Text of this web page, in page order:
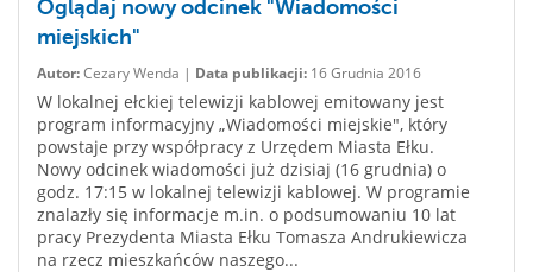
Oglądaj nowy odcinek "Wiadomości
miejskich"
Autor:Cezary Wenda | Data publikacji: 16 Grudnia 2016
W lokalnej ełckiej telewizji kablowej emitowany jest
program informacyjny „Wiadomości miejskie", który
powstaje przy współpracy z Urzędem Miasta Ełku.
Nowy odcinek wiadomości już dzisiaj (16 grudnia) o
godz. 17:15 w lokalnej telewizji kablowej. W programie
znalazły się informacje m.in. o podsumowaniu 10 lat
pracy Prezydenta Miasta Ełku Tomasza Andrukiewicza
na rzecz mieszkańców naszego...